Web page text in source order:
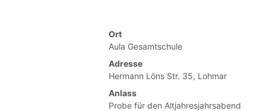
Ort
Aula Gesamtschule
Adresse
Hermann Löns Str. 35, Lohmar
Anlass
Probe für den Altjahresjahrsabend